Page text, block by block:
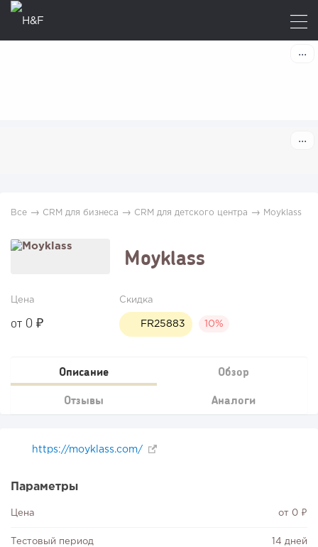
Все → CRM для бизнеса → CRM для детского центра → Moyklass
Moyklass
Скидка
FR25883 10%
Цена
от 0 ₽
Описание Обзор
Отзывы Аналоги
https://moyklass.com/
Параметры
Цена от 0 ₽
Тестовый период 14 дней